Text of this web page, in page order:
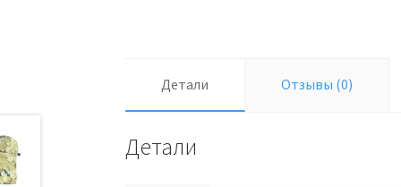
Детали Отзывы (0)
Детали